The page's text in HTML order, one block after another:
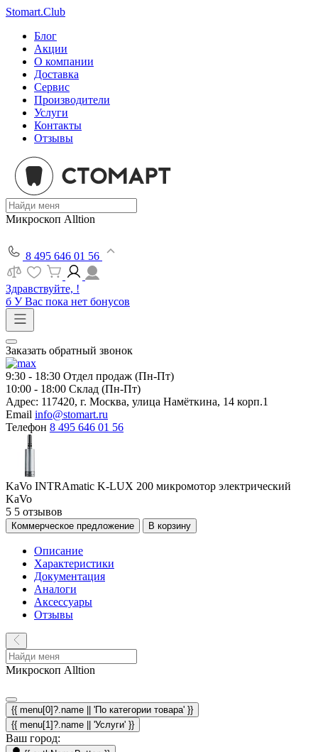
Stomart.Club
Блог
Акции
О компании
Доставка
Сервис
Производители
Услуги
Контакты
Отзывы
Микроскоп Alltion
8 495 646 01 56
Здравствуйте, !
б У Вас пока нет бонусов
Заказать обратный звонок
9:30 - 18:30 Отдел продаж (Пн-Пт)
10:00 - 18:00 Склад (Пн-Пт)
Адрес: 117420, г. Москва, улица Намёткина, 14 корп.1
Email info@stomart.ru
Телефон 8 495 646 01 56
KaVo INTRAmatic K-LUX 200 микромотор электрический
KaVo
5 5 отзывов
Коммерческое предложение В корзину
Описание
Характеристики
Документация
Аналоги
Аксессуары
Отзывы
Микроскоп Alltion
{{ menu[0]?.name || 'По категории товара' }}
{{ menu[1]?.name || 'Услуги' }}
Ваш город: